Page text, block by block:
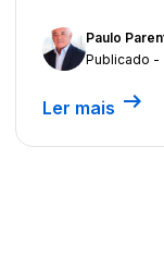
Paulo
Publicado -
Ler mais arrow_right_alt